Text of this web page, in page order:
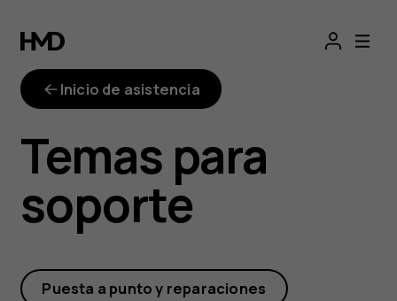
Cargar
más
rápido
con
Quick
Charge
Inicio de asistencia
Temas para
soporte
Puesta a punto y reparaciones